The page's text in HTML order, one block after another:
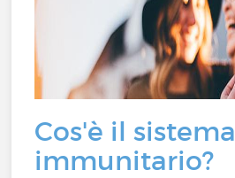
Cos'è il sistema
immunitario?